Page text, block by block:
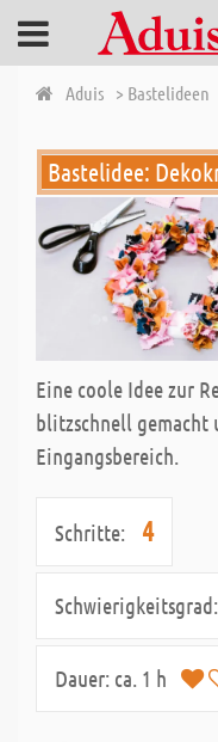
Aduis > Bastelideen
Bastelidee:
Eine coole Idee zur
blitzschnell gemacht
Eingangsbereich.
Schritte: 4
Schwierigkeitsgrad:
Dauer: ca. 1 h